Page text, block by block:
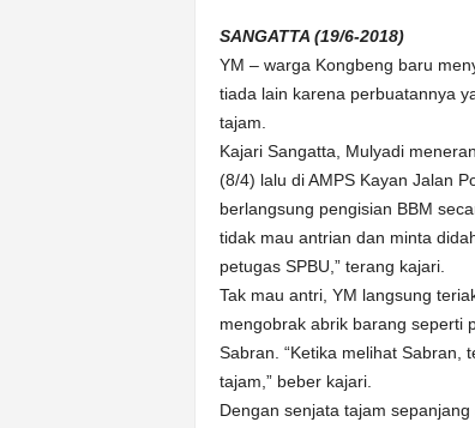
SANGATTA (19/6-2018)
YM – warga Kongbeng baru
tiada lain karena perbuatannya
tajam.
Kajari Sangatta, Mulyadi
(8/4) lalu di AMPS Kayan Jalan
berlangsung pengisian BBM
tidak mau antrian dan minta
petugas SPBU,” terang kajari.
Tak mau antri, YM langsung
mengobrak abrik barang seperti
Sabran. “Ketika melihat Sabran,
tajam,” beber kajari.
Dengan senjata tajam